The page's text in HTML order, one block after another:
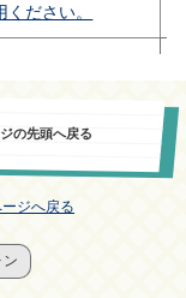
ださい。
の先頭へ戻る
ージへ戻る
ン